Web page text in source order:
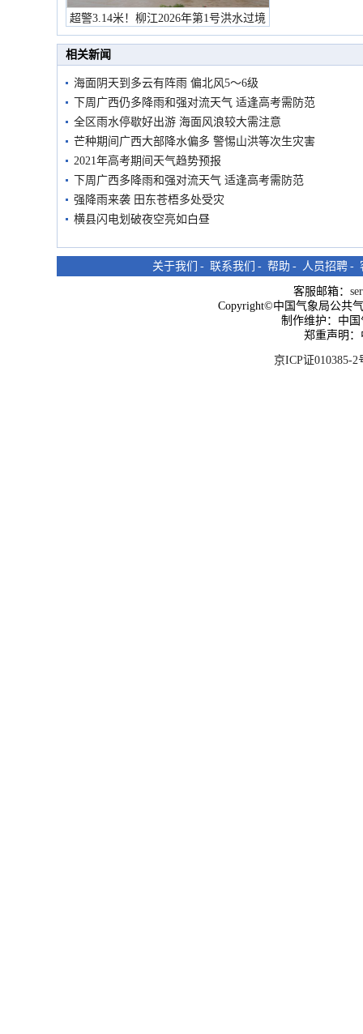
超警3.14米！柳江2026年第1号洪水过境
市民在堤岸见证汛况
相关新闻
海面阴天到多云有阵雨 偏北风5～6级
下周广西仍多降雨和强对流天气 适逢高考需防范
全区雨水停歇好出游 海面风浪较大需注意
芒种期间广西大部降水偏多 警惕山洪等次生灾害
2021年高考期间天气趋势预报
下周广西多降雨和强对流天气 适逢高考需防范
强降雨来袭 田东苍梧多处受灾
横县闪电划破夜空亮如白昼
关于我们 - 联系我们 - 帮助 - 人员招聘 -
客服邮箱：
Copyright©中国气象局公共
制作维护：中
郑重声明
京ICP证010385-2